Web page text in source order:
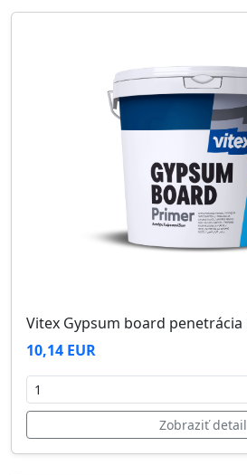
Vitex Gypsum board penetrácia
10,14 EUR
Zobraziť detail